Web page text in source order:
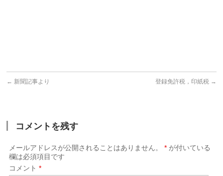
← 新聞記事より 登録免許税，印紙税 →
コメントを残す
メールアドレスが公開されることはありません。 * が付いている
欄は必須項目です
コメント*